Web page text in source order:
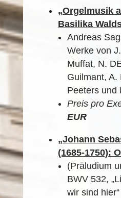
„Orgelmusik
Basilika
Andreas
Werke von
Muffat, N.
Guilmant, A.
Peeters und
Preis pro
EUR
„Johann
(1685-1750):
(Präludium
BWV 532,
wir sind hier“